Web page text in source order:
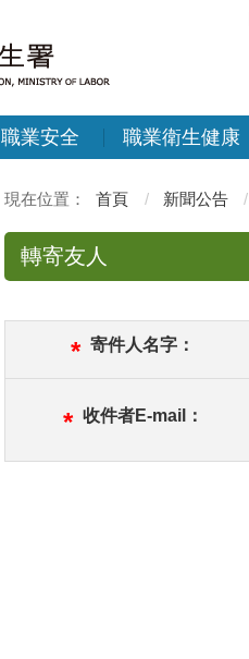
職業安全 職業衛生健康
首頁 新聞公告
轉寄友人
* 寄件人名字：
* 收件者E-mail：